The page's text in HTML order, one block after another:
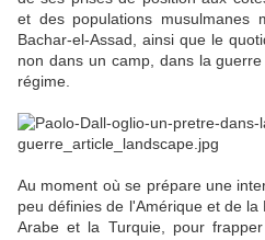
et des populations musulmanes
Bachar-el-Assad, ainsi que le
non dans un camp, dans la
régime.
Au moment où se prépare une
peu définies de l'Amérique et de
Arabe et la Turquie, pour